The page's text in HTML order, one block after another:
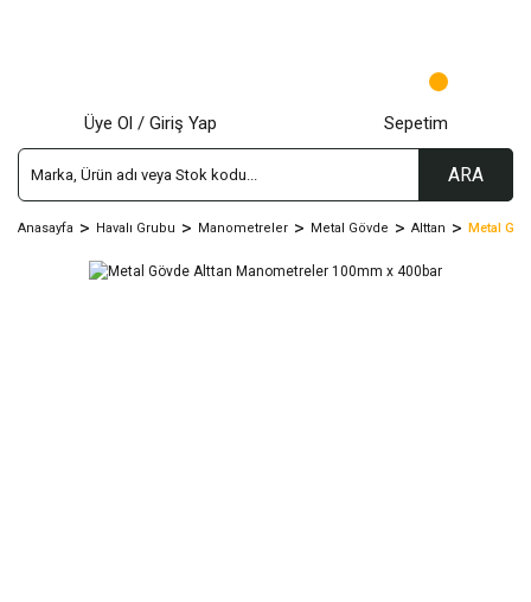
ARA
Üye Ol / Giriş Yap Sepetim
Anasayfa Havalı Grubu Manometreler Metal Gövde Alttan Metal